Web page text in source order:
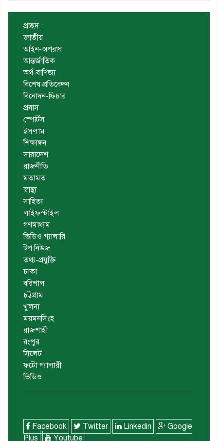
প্রচ্ছদ :
জাতীয়
আইন-অপরাধ
আন্তর্জাতিক
অর্থ-বাণিজ্য
বিশেষ প্রতিবেদন
বিনোদন-ফিচার
প্রবাস
স্পোর্টস
ইসলাম
শিক্ষাঙ্গন
সারাদেশ
রাজনীতি
মতামত
স্বাস্থ্য
সাহিত্য
লাইফস্টাইল
গণমাধ্যম
ভিডিও গ্যালারি
টপ নিউজ
তথ্য-প্রযুক্তি
ঢাকা
বরিশাল
চট্টগ্রাম
খুলনা
ময়মনসিংহ
রাজশাহী
রংপুর
সিলেট
ফটো গ্যালারী
ভিডিও
Facebook Twitter Linkedin
Google
Plus
Youtube